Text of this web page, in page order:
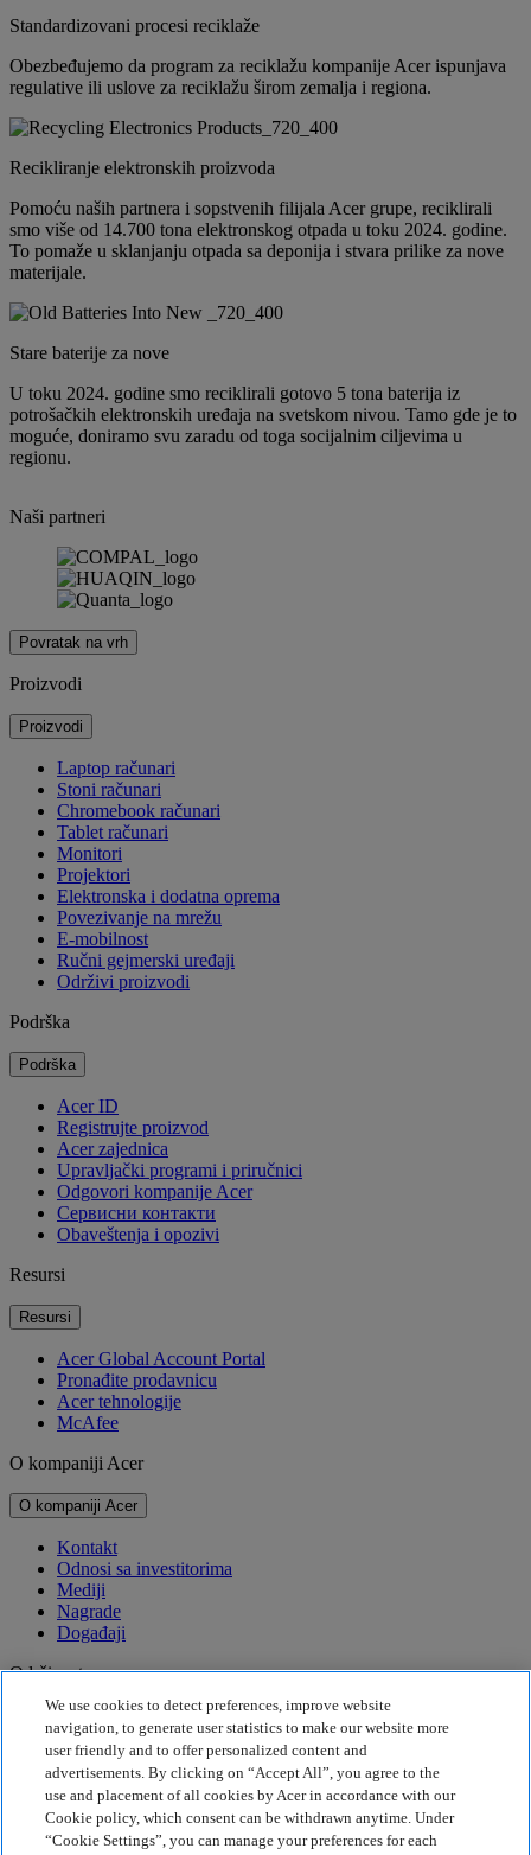
Standardizovani procesi reciklaže
Obezbeđujemo da program za reciklažu kompanije Acer ispunjava
regulative ili uslove za reciklažu širom zemalja i regiona.
Recikliranje elektronskih proizvoda
Pomoću naših partnera i sopstvenih filijala Acer grupe, reciklirali
smo više od 14.700 tona elektronskog otpada u toku 2024. godine.
To pomaže u sklanjanju otpada sa deponija i stvara prilike za nove
materijale.
Stare baterije za nove
U toku 2024. godine smo reciklirali gotovo 5 tona baterija iz
potrošačkih elektronskih uređaja na svetskom nivou. Tamo gde je to
moguće, doniramo svu zaradu od toga socijalnim ciljevima u
regionu.
Naši partneri
Povratak na vrh
Proizvodi
Proizvodi
Laptop računari
Stoni računari
Chromebook računari
Tablet računari
Monitori
Projektori
Elektronska i dodatna oprema
Povezivanje na mrežu
E-mobilnost
Ručni gejmerski uređaji
Održivi proizvodi
Podrška
Podrška
Acer ID
Registrujte proizvod
Acer zajednica
Upravljački programi i priručnici
Odgovori kompanije Acer
Cервисни контакти
Obaveštenja i opozivi
Resursi
Resursi
Acer Global Account Portal
Pronađite prodavnicu
Acer tehnologije
McAfee
O kompaniji Acer
O kompaniji Acer
Kontakt
Odnosi sa investitorima
Mediji
Nagrade
Događaji
Održivost
Održivost
Korporativna društvena odgovornost
Emisija štetnih gasova za proizvod
Project Humanity
Earthion
We use cookies to detect preferences, improve website
navigation, to generate user statistics to make our website more
user friendly and to offer personalized content and
advertisements. By clicking on “Accept All”, you agree to the
use and placement of all cookies by Acer in accordance with our
Cookie policy, which consent can be withdrawn anytime. Under
“Cookie Settings”, you can manage your preferences for each